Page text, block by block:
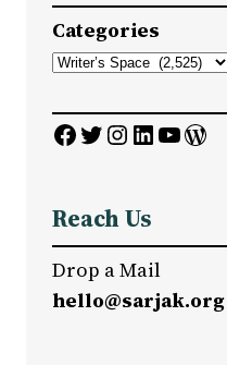
c
h
Categories
Facebook Twitter InstagramLinkedIn YouTube WordPress
Reach Us
Drop a Mail
hello@sarjak.org